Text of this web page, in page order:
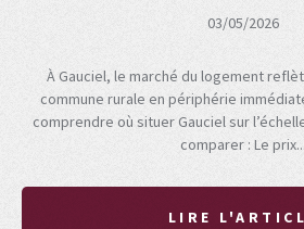
03/05/2026
À Gauciel, le marché du logement
commune rurale en périphérie
comprendre où situer Gauciel sur
comparer : Le prix...
LIRE